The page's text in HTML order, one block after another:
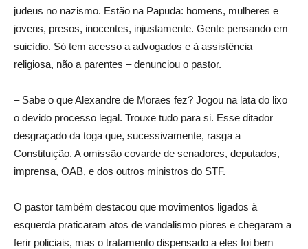
judeus no nazismo. Estão na Papuda: homens, mulheres e
jovens, presos, inocentes, injustamente. Gente pensando em
suicídio. Só tem acesso a advogados e à assistência
religiosa, não a parentes – denunciou o pastor.
– Sabe o que Alexandre de Moraes fez? Jogou na lata do lixo
o devido processo legal. Trouxe tudo para si. Esse ditador
desgraçado da toga que, sucessivamente, rasga a
Constituição. A omissão covarde de senadores, deputados,
imprensa, OAB, e dos outros ministros do STF.
O pastor também destacou que movimentos ligados à
esquerda praticaram atos de vandalismo piores e chegaram a
ferir policiais, mas o tratamento dispensado a eles foi bem